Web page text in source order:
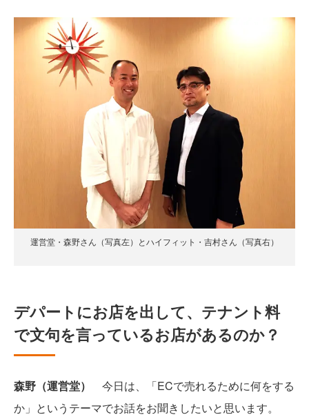
運営堂・森野さん（写真左）とハイフィット・吉村さん（写真右）
デパートにお店を出して、テナント料
で文句を言っているお店があるのか？
森野（運営堂）
今日は、「ECで売れるために何をする
か」というテーマでお話をお聞きしたいと思います。